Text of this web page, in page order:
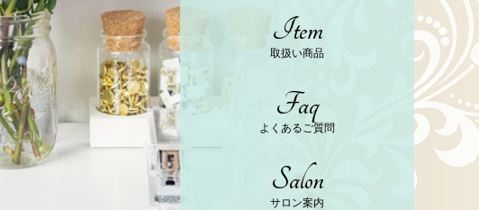
Item
取扱い商品
Faq
よくあるご質問
Salon
サロン案内